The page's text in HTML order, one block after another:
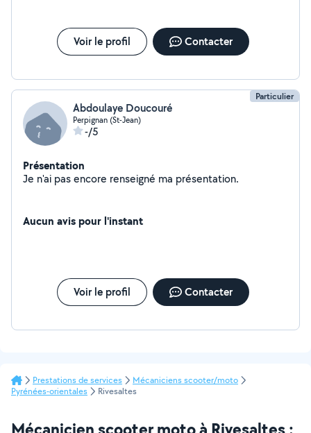
Voir le profil Contacter
Particulier
Abdoulaye Doucouré
Perpignan (St-Jean)
-/5
Présentation
Je n'ai pas encore renseigné ma présentation.
Aucun avis pour l'instant
Voir le profil Contacter
Prestations de services
Mécaniciens scooter/moto
Pyrénées-orientales
Rivesaltes